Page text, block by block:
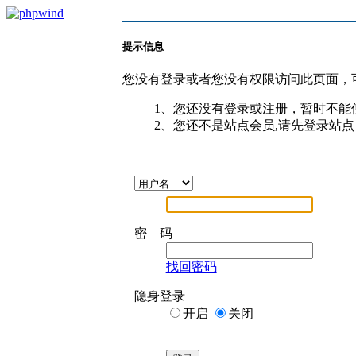
提示信息
您没有登录或者您没有权限访问此页面，
1、您还没有登录或注册，暂时不能
2、您还不是站点会员,请先登录站点
密 码
找回密码
隐身登录
开启
关闭